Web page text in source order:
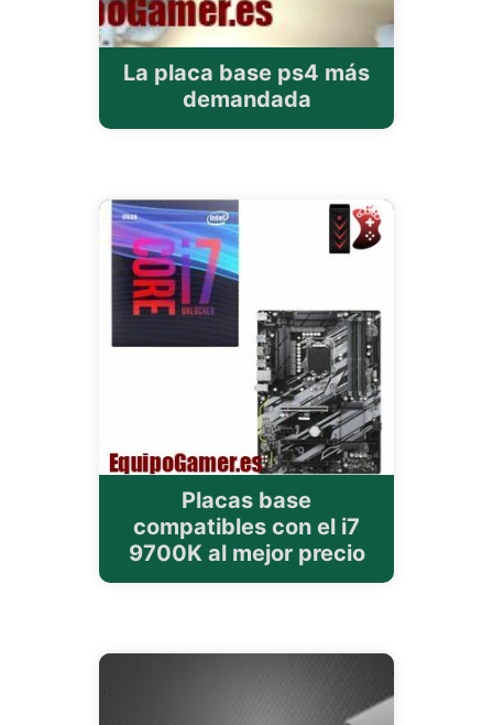
La placa base ps4 más
demandada
Placas base
compatibles con el i7
9700K al mejor precio